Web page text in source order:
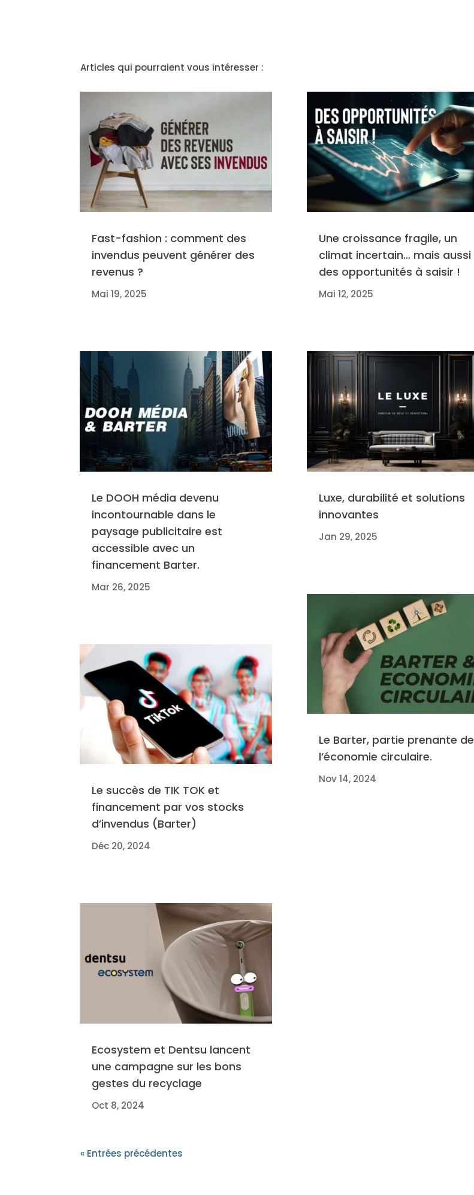
Articles qui pourraient vous intéresser :
Fast-fashion : comment des
invendus peuvent générer des
revenus ?
Mai 19, 2025
Le DOOH média devenu
incontournable dans le
paysage publicitaire est
accessible avec un
financement Barter.
Mar 26, 2025
Le succès de TIK TOK et
financement par vos stocks
d’invendus (Barter)
Déc 20, 2024
Ecosystem et Dentsu lancent
une campagne sur les bons
gestes du recyclage
Oct 8, 2024
Une croissance fragile, un
climat incertain… mais aussi
des opportunités à saisir !
Mai 12, 2025
Luxe, durabilité et solutions
innovantes
Jan 29, 2025
Le Barter, partie prenante de
l’économie circulaire.
Nov 14, 2024
« Entrées précédentes